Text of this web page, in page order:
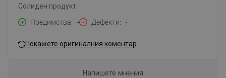
Солиден продукт.
Предимства
- Дефекти -
Покажете оригиналния коментар
Напишете мнения